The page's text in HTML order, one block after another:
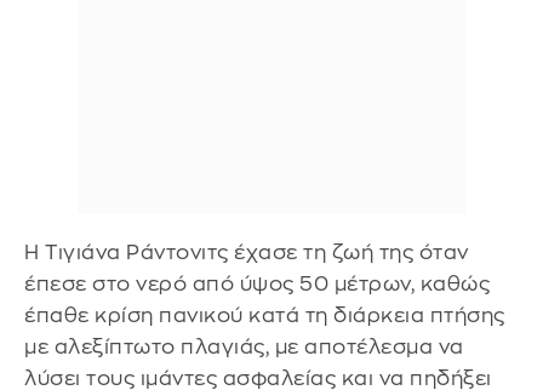
Η Τιγιάνα Ράντονιτς έχασε τη ζωή της όταν
έπεσε στο νερό από ύψος 50 μέτρων, καθώς
έπαθε κρίση πανικού κατά τη διάρκεια πτήσης
με αλεξίπτωτο πλαγιάς, με αποτέλεσμα να
λύσει τους ιμάντες ασφαλείας και να πηδήξει